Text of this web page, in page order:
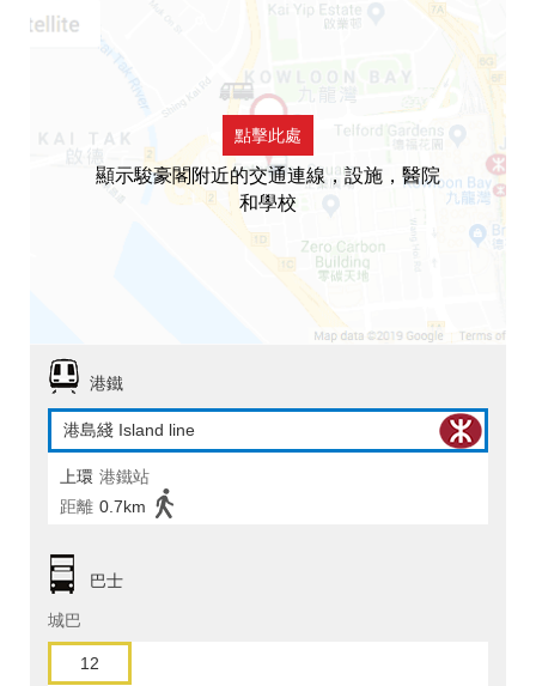
點擊此處
顯示駿豪閣附近的交通連線，設施，醫院
和學校
港鐵
港島綫 Island line
上環 港鐵站
距離 0.7km
巴士
城巴
12